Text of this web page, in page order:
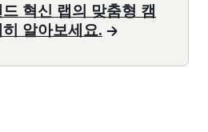
혁신 랩의 맞춤형 캠
알아보세요.